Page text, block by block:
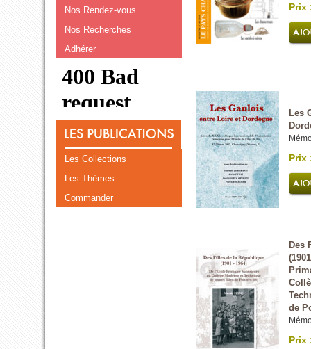
Nos Rendez-vous
Nos Recherches
Adhérer
Les Collections
Les Thèmes
Commander
Prix
Les
Prix
Des
de
Prix